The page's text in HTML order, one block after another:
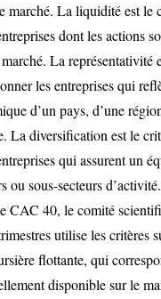
marché. La liquidité est le
dont les actions
La représentativité
les entreprises qui
d’un pays, d’une
La diversification est le
qui assurent un
ou sous-secteurs
CAC 40, le comité
utilise les critères
flottante, qui
disponible sur le